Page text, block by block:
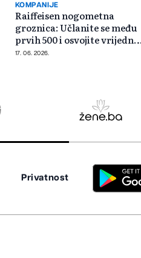
KOMPANIJE
Raiffeisen nogometna
groznica: Učlanite se među
prvih 500 i osvojite vrijedne
nagrade
17. 06. 2026.
Privatnost